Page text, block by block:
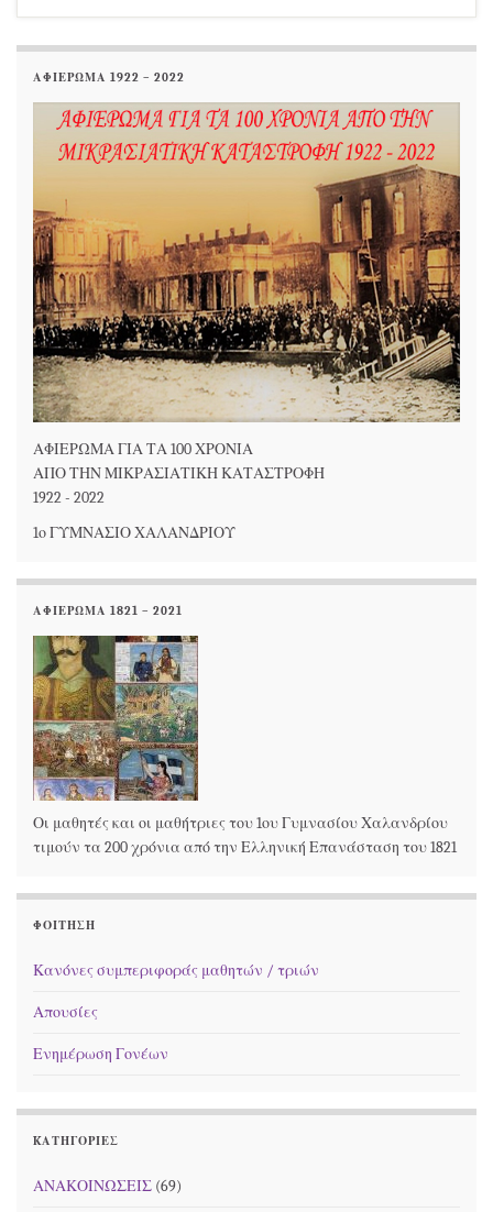
ΑΦΙΕΡΩΜΑ 1922 – 2022
ΑΦΙΕΡΩΜΑ ΓΙΑ ΤΑ 100 ΧΡΟΝΙΑ
ΑΠΟ ΤΗΝ ΜΙΚΡΑΣΙΑΤΙΚΗ ΚΑΤΑΣΤΡΟΦΗ
1922 - 2022
1ο ΓΥΜΝΑΣΙΟ ΧΑΛΑΝΔΡΙΟΥ
ΑΦΙΕΡΩΜΑ 1821 – 2021
Οι μαθητές και οι μαθήτριες του 1ου Γυμνασίου Χαλανδρίου
τιμούν τα 200 χρόνια από την Ελληνική Επανάσταση του 1821
ΦΟΊΤΗΣΗ
Κανόνες συμπεριφοράς μαθητών / τριών
Απουσίες
Ενημέρωση Γονέων
KΑΤΗΓΟΡΊΕΣ
ΑΝΑΚΟΙΝΩΣΕΙΣ (69)